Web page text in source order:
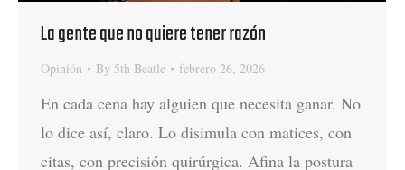
La gente que no quiere tener razón
Opinión By 5th Beatle febrero 26, 2026
En cada cena hay alguien que necesita ganar. No
lo dice así, claro. Lo disimula con matices, con
citas, con precisión quirúrgica. Afina la postura